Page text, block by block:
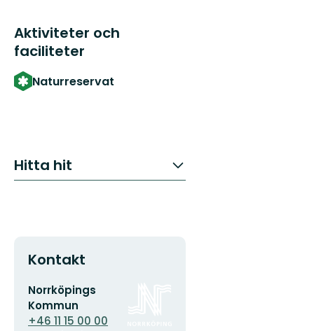
Aktiviteter och
faciliteter
Naturreservat
Hitta hit
Kontakt
E-
postadress
Norrköpings
Kommun
+46 11 15 00 00